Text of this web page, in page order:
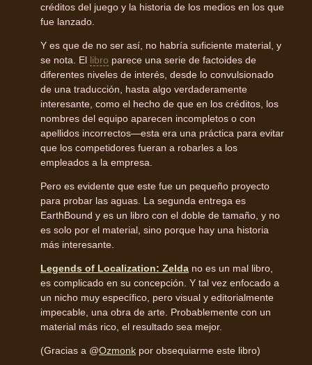
créditos del juego y la historia de los medios en los que
fue lanzado.
Y es que de no ser así, no habría suficiente material, y
se nota. El libro parece una serie de factoides de
diferentes niveles de interés, desde lo convulsionado
de una traducción, hasta algo verdaderamente
interesante, como el hecho de que en los créditos, los
nombres del equipo aparecen incompletos o con
apellidos incorrectos—esta era una práctica para evitar
que los competidores fueran a robarles a los
empleados a la empresa.
Pero es evidente que este fue un pequeño proyecto
para probar las aguas. La segunda entrega es
EarthBound y es un libro con el doble de tamaño, y no
es solo por el material, sino porque hay una historia
más interesante.
Legends of Localization: Zelda no es un mal libro,
es complicado en su concepción. Y tal vez enfocado a
un nicho muy específico, pero visual y editorialmente
impecable, una obra de arte. Probablemente con un
material más rico, el resultado sea mejor.
(Gracias a @Ozmonk por obsequiarme este libro)